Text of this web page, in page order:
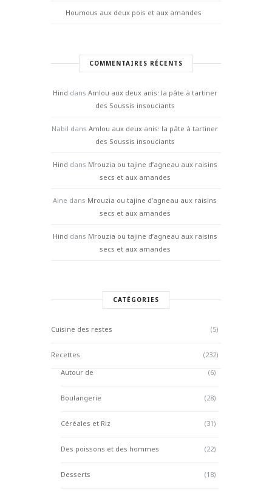
Houmous aux deux pois et aux amandes
COMMENTAIRES RÉCENTS
Hind dans Amlou aux deux anis: la pâte à tartiner
des Soussis insouciants
Nabil dans Amlou aux deux anis: la pâte à tartiner
des Soussis insouciants
Hind dans Mrouzia ou tajine d’agneau aux raisins
secs et aux amandes
Aine dans Mrouzia ou tajine d’agneau aux raisins
secs et aux amandes
Hind dans Mrouzia ou tajine d’agneau aux raisins
secs et aux amandes
CATÉGORIES
Cuisine des restes (5)
Recettes
(232)
Autour de
(6)
Boulangerie (28)
Céréales et Riz (31)
Des poissons et des hommes (22)
Desserts (18)